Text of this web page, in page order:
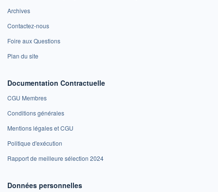
Archives
Contactez-nous
Foire aux Questions
Plan du site
Documentation Contractuelle
CGU Membres
Conditions générales
Mentions légales et CGU
Politique d'exécution
Rapport de meilleure sélection 2024
Données personnelles